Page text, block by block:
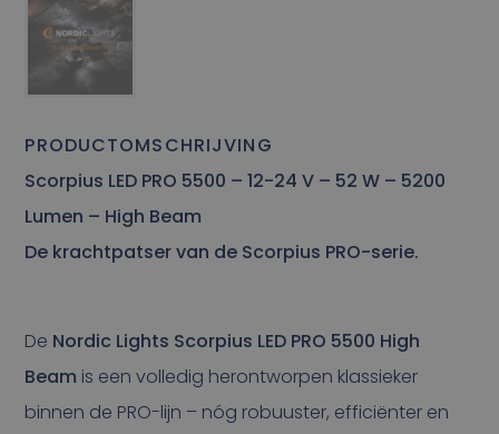
PRODUCTOMSCHRIJVING
Scorpius LED PRO 5500 – 12-24 V – 52 W – 5200
Lumen – High Beam
De krachtpatser van de Scorpius PRO-serie.
De Nordic Lights Scorpius LED PRO 5500 High
Beam is een volledig herontworpen klassieker
binnen de PRO-lijn – nóg robuuster, efficiënter en